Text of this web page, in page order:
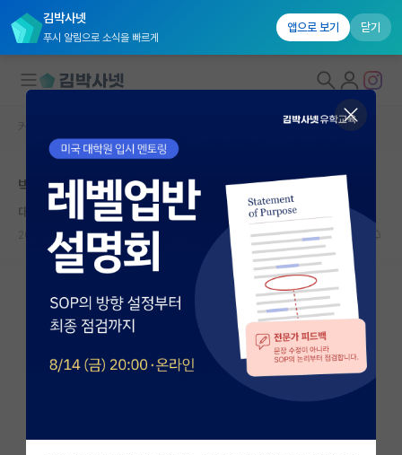
김박사넷
푸시 알림으로 소식을 빠르게
앱으로 보기 닫기
대학원생 모집
국내대학원 정보
연구실&오픈랩
커뮤니티
커뮤니티 홈
전체글보기
베스트 게시판
자유 게시판(아무개랩)
커뮤니티 홈
박사 취업 어떻게 해야 하나요?
대담한 알베르 카뮈
2025.11.11 2 1884